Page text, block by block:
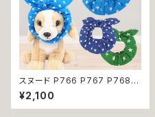
スヌード P766 P767 P768
カチューシャ うさ耳 たれ耳 うさ
みみ ドッグウェア ドッグ ウェア
ドッグウエア 犬 猫 ペット 服 犬
¥2,100